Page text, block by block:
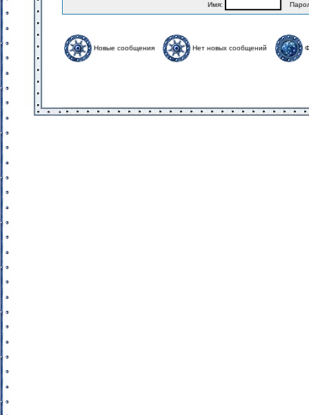
Имя:
Новые сообщения Нет новых сообщений